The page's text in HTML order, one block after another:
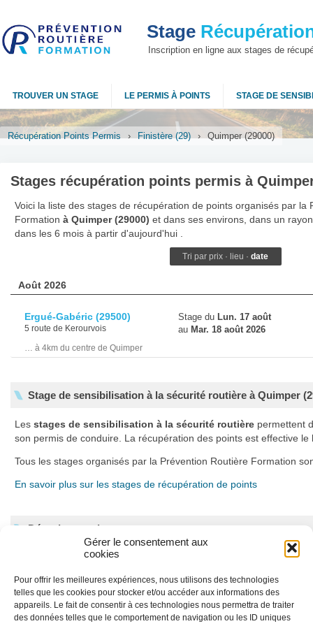
Gérer le consentement aux
cookies
Pour offrir les meilleures expériences, nous utilisons des technologies
telles que les cookies pour stocker et/ou accéder aux informations des
appareils. Le fait de consentir à ces technologies nous permettra de traiter
des données telles que le comportement de navigation ou les ID uniques
Stage
Inscription en ligne aux stages de
TROUVER UN STAGE LE PERMIS À POINTS STAGE DE
Récupération Points Permis › Finistère (29) › Quimper (29000)
Stages récupération points permis à
Voici la liste des stages de récupération de points organisés par la
Formation à Quimper (29000) et dans ses environs, dans un
dans les 6 mois à partir d'aujourd'hui .
Tri par prix · lieu · date
Août 2026
Ergué-Gabéric (29500)
5 route de Kerourvois
… à 4km du centre de Quimper
Stage du Lun. 17 août
au Mar. 18 août 2026
Stage de sensibilisation à la sécurité routière à Quimper
Les stages de sensibilisation à la sécurité routière permettent
son permis de conduire. La récupération des points est effective
Tous les stages organisés par la Prévention Routière Formation
En savoir plus sur les stages de récupération de points
Déroulement des stages
Ils se déroulent sur deux jours et sont animés conjointement par
données de la sécurité routière et à l’accidentologie, le second à la
produits psychoactifs.
En savoir plus sur le programme de nos stages